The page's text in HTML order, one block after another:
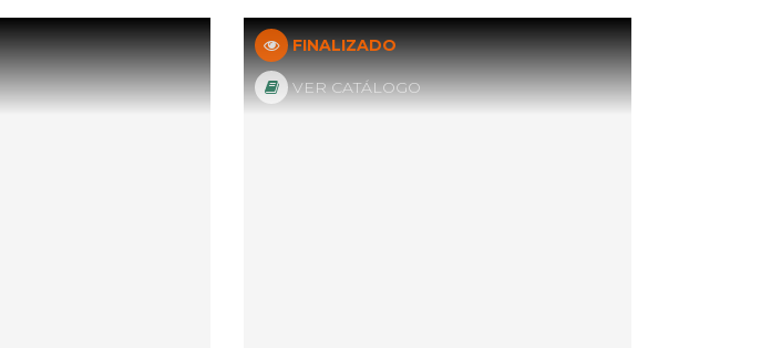
FINALIZADO
VER CATÁLOGO